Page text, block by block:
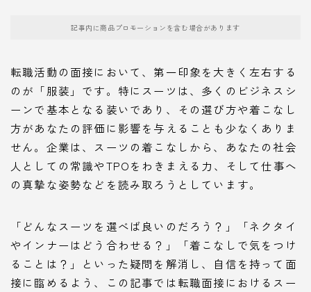
記事内に商品プロモーションを含む場合があります
転職活動の面接において、第一印象を大きく左右する
のが「服装」です。特にスーツは、多くのビジネスシ
ーンで基本となる装いであり、その選び方や着こなし
方があなたの評価に影響を与えることも少なくありま
せん。企業は、スーツの着こなしから、あなたの社会
人としての常識やTPOをわきまえる力、そして仕事へ
の真摯な姿勢などを読み取ろうとしています。
「どんなスーツを選べば良いのだろう？」「ネクタイ
やインナーはどう合わせる？」「着こなしで気をつけ
ることは？」といった疑問を解消し、自信を持って面
接に臨めるよう、この記事では転職面接におけるスー